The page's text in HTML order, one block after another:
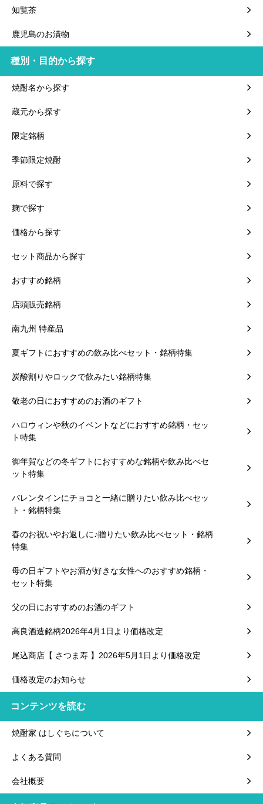
知覧茶
鹿児島のお漬物
種別・目的から探す
焼酎名から探す
蔵元から探す
限定銘柄
季節限定焼酎
原料で探す
麹で探す
価格から探す
セット商品から探す
おすすめ銘柄
店頭販売銘柄
南九州 特産品
夏ギフトにおすすめの飲み比べセット・銘柄特集
炭酸割りやロックで飲みたい銘柄特集
敬老の日におすすめのお酒のギフト
ハロウィンや秋のイベントなどにおすすめ銘柄・セッ
ト特集
御年賀などの冬ギフトにおすすめな銘柄や飲み比べセ
ット特集
バレンタインにチョコと一緒に贈りたい飲み比べセッ
ト・銘柄特集
春のお祝いやお返しに♪贈りたい飲み比べセット・銘柄
特集
母の日ギフトやお酒が好きな女性へのおすすめ銘柄・
セット特集
父の日におすすめのお酒のギフト
高良酒造銘柄2026年4月1日より価格改定
尾込商店【 さつま寿 】2026年5月1日より価格改定
価格改定のお知らせ
コンテンツを読む
焼酎家 はしぐちについて
よくある質問
会社概要